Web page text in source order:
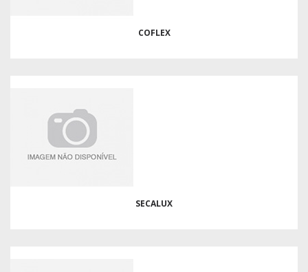
COFLEX
SECALUX